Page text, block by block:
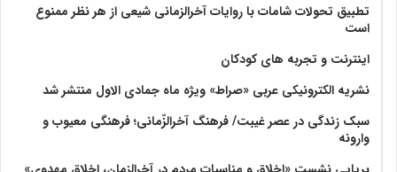
تطبیق تحولات شامات با روایات آخرالزمانی شیعی از هر نظر ممنوع
است
اینترنت و تجربه های کودکان
نشریه الکترونیکی عربی «صراط» ویژه ماه جمادی الاول منتشر شد
سبک زندگی در عصر غیبت/ فرهنگ آخرالزّمانی؛ فرهنگی معیوب و
وارونه